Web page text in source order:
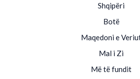
Shqipëri
Botë
Maqedoni e
Mal i Zi
Më të fundit